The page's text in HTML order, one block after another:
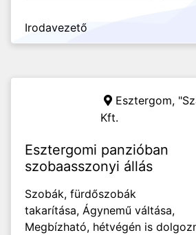
Irodavezető
Esztergom,
Kft.
Esztergomi panzióban
szobaasszonyi állás
Szobák, fürdőszobák
takarítása, Ágynemű váltása,
Megbízható, hétvégén is